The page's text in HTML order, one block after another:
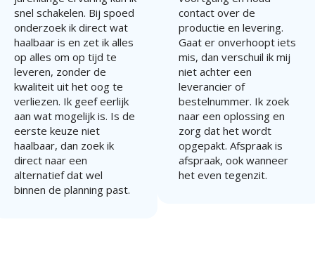
snel schakelen. Bij spoed
onderzoek ik direct wat
haalbaar is en zet ik alles
op alles om op tijd te
leveren, zonder de
kwaliteit uit het oog te
verliezen. Ik geef eerlijk
aan wat mogelijk is. Is de
eerste keuze niet
haalbaar, dan zoek ik
direct naar een
alternatief dat wel
binnen de planning past.
contact over de
productie en levering.
Gaat er onverhoopt iets
mis, dan verschuil ik mij
niet achter een
leverancier of
bestelnummer. Ik zoek
naar een oplossing en
zorg dat het wordt
opgepakt. Afspraak is
afspraak, ook wanneer
het even tegenzit.